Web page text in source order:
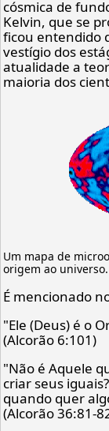
cósmica de
Kelvin, que se
ficou entendido
vestígio dos
atualidade a
maioria dos
Um mapa de
origem ao universo.
É mencionado
"Ele (Deus) é o
(Alcorão 6:101)
"Não é Aquele
criar seus
quando quer
(Alcorão 36:81-